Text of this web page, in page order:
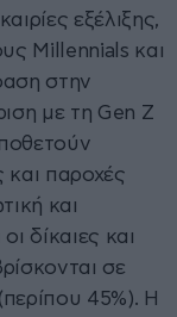
εξέλιξης,
Millennials και
στην
με τη Gen Z
και παροχές
και
δίκαιες και
σε
45%). Η